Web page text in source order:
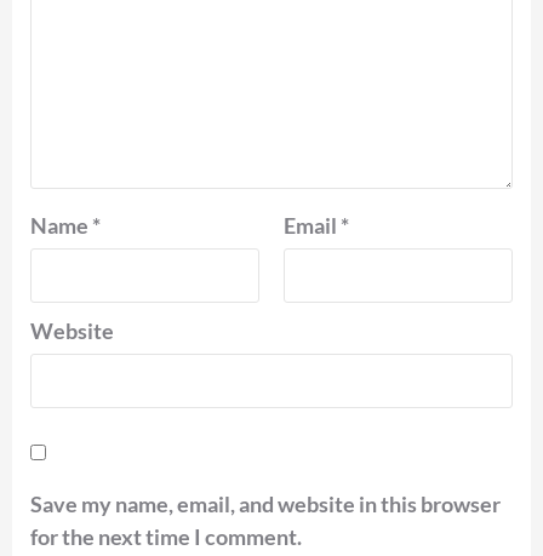
Name * Email *
Website
Save my name, email, and website in this browser
for the next time I comment.